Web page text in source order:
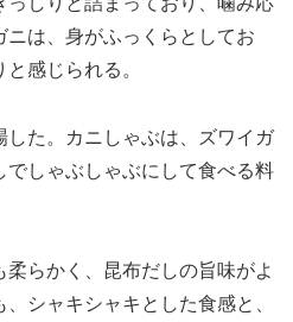
ニは、身がふっくらとしてお
感じられる。
た。カニしゃぶは、ズワイガ
でしゃぶしゃぶにして食べる料
らかく、昆布だしの旨味がよ
シャキシャキとした食感と、